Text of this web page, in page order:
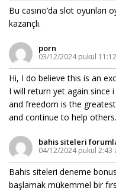
Bu casino’da slot oyunları
kazançlı.
porn
03/12/2024 pukul
Hi, I do believe this is an
I will return yet again since
and freedom is the
and continue to help others.
bahis siteleri
04/12/2024 pukul 2:43
Bahis siteleri deneme
başlamak mükemmel bir